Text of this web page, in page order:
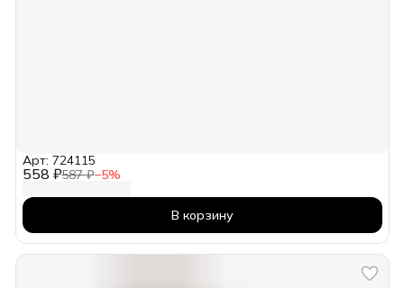
558 ₽587 ₽−5%
Арт: 724115
В корзину